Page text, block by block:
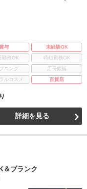
与
未経験OK
勤務OK
時短勤務OK
ニング
店長候補
ルコスメ 百貨店
詳細を見る
＆ブランク